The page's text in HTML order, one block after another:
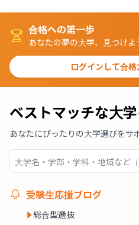
合格への第一歩
あなたの夢の大学、見つけよ
ログインして合
ベストマッチな大
あなたにぴったりの大学選びをサ
受験生応援ブログ
総合型選抜